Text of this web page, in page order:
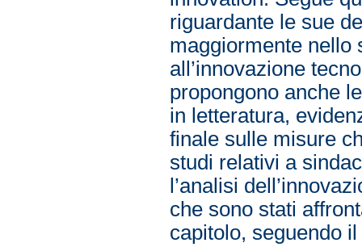
riguardante le sue
maggiormente nello
all’innovazione
propongono anche
in letteratura,
finale sulle misure
studi relativi a
l’analisi
che sono stati
capitolo, seguendo